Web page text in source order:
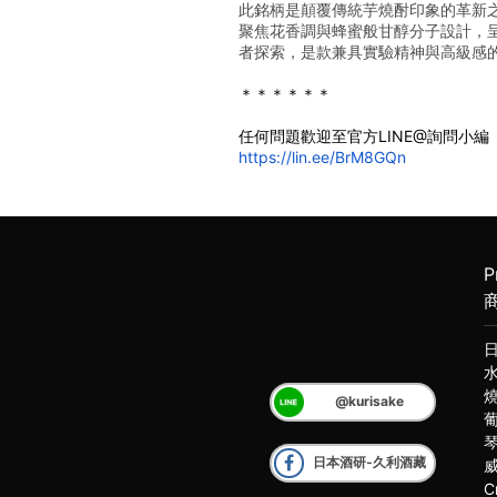
此銘柄是顛覆傳統芋燒酎印象的革新
聚焦花香調與蜂蜜般甘醇分子設計，
者探索，是款兼具實驗精神與高級感
＊＊＊＊＊＊
任何問題歡迎至官方LINE@詢問小編
https://lin.ee/BrM8GQn
@kurisake
日本酒研-久利酒藏